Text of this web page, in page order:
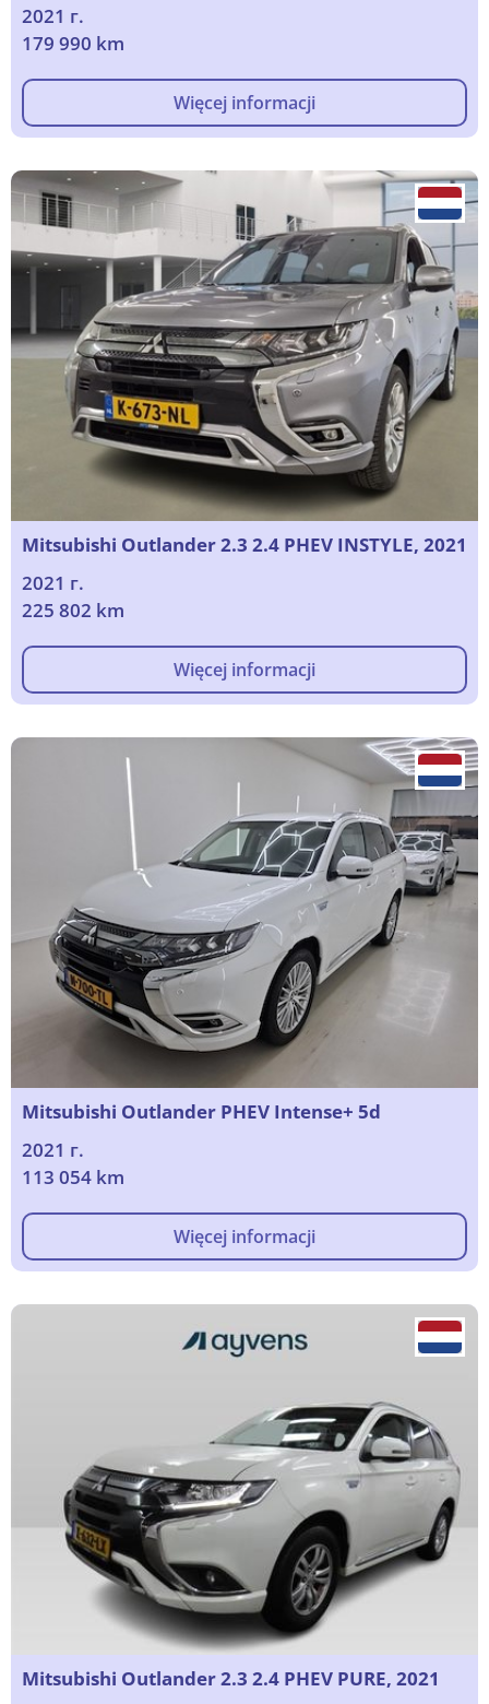
2021 г.
179 990 km
Więcej informacji
Mitsubishi Outlander 2.3 2.4 PHEV INSTYLE, 2021
2021 г.
225 802 km
Więcej informacji
Mitsubishi Outlander PHEV Intense+ 5d
2021 г.
113 054 km
Więcej informacji
Mitsubishi Outlander 2.3 2.4 PHEV PURE, 2021